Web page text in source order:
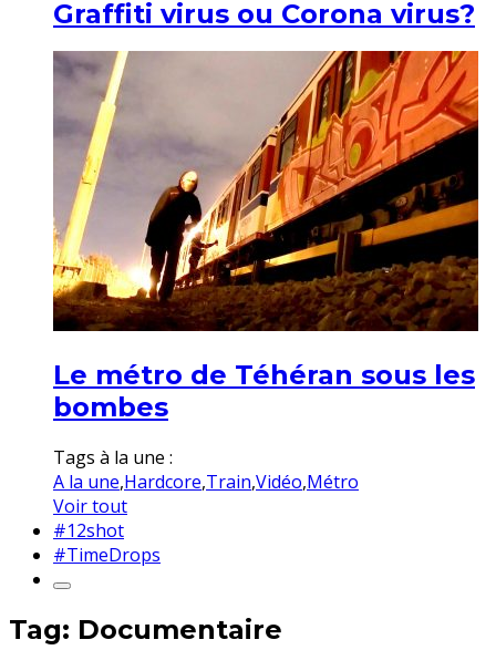
Graffiti virus ou Corona virus?
Le métro de Téhéran sous les
bombes
Tags à la une :
A la une,Hardcore,Train,Vidéo,Métro
Voir tout
#12shot
#TimeDrops
Tag: Documentaire